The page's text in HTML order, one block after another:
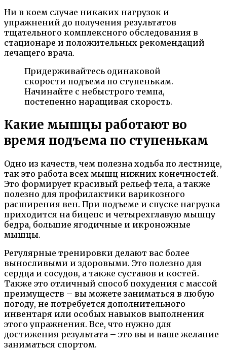
Ни в коем случае никаких нагрузок и
упражнений до получения результатов
тщательного комплексного обследования в
стационаре и положительных рекомендаций
лечащего врача.
Придерживайтесь одинаковой
скорости подъема по ступенькам.
Начинайте с небыстрого темпа,
постепенно наращивая скорость.
Какие мышцы работают во
время подъема по ступенькам
Одно из качеств, чем полезна ходьба по лестнице,
так это работа всех мышц нижних конечностей.
Это формирует красивый рельеф тела, а также
полезно для профилактики варикозного
расширения вен. При подъеме и спуске нагрузка
приходится на бицепс и четырехглавую мышцу
бедра, большие ягодичные и икроножные
мышцы.
Регулярные тренировки делают вас более
выносливыми и здоровыми. Это полезно для
сердца и сосудов, а также суставов и костей.
Также это отличный способ похудения с массой
преимуществ – вы можете заниматься в любую
погоду, не потребуется дополнительного
инвентаря или особых навыков выполнения
этого упражнения. Все, что нужно для
достижения результата – это вы и ваше желание
заниматься спортом.